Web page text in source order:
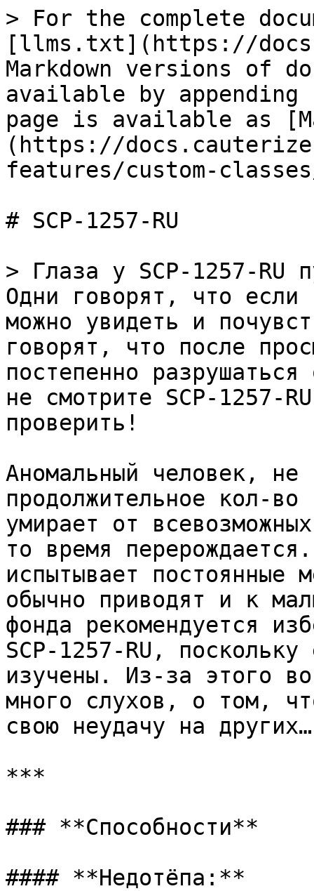
> For the complete
[llms.txt](https://
Markdown versions of
available by
page is available as
(https://
features/custom-
# SCP-1257-RU
> Глаза у SCP-1257-RU
Одни говорят, что
можно увидеть и
говорят, что после
постепенно
не смотрите SCP-1257-
проверить!
Аномальный человек, не
продолжительное кол-
умирает от
то время
испытывает постоянные
обычно приводят и к
фонда рекомендуется
SCP-1257-RU,
изучены. Из-за этого
много слухов, о том,
свою неудачу на других…
***
### **Способности**
#### **Недотёпа:**